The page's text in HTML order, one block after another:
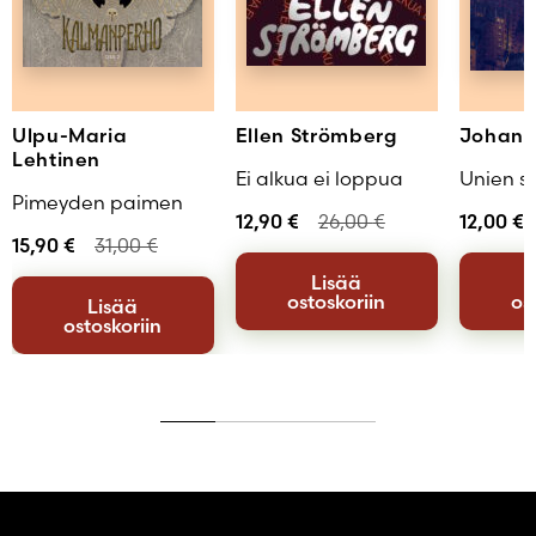
Ulpu-Maria
Lehtinen
Pimeyden paimen
15,90 € 31,00€
Lisää
ostoskoriin
Ellen Strömberg
Ei alkua ei loppua
12,90 € 26,00€
Lisää
ostoskoriin
Unien
12,00 €